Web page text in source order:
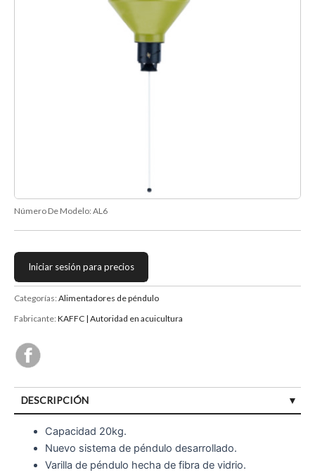
Número De Modelo: AL6
Iniciar sesión para precios
Categorías: Alimentadores de péndulo
Fabricante: KAFFC | Autoridad en acuicultura
DESCRIPCIÓN
Capacidad 20kg.
Nuevo sistema de péndulo desarrollado.
Varilla de péndulo hecha de fibra de vidrio.